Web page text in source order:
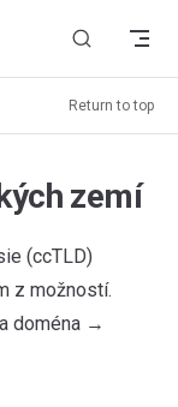
Return to top
zemí
(ccTLD)
z možností.
doména →